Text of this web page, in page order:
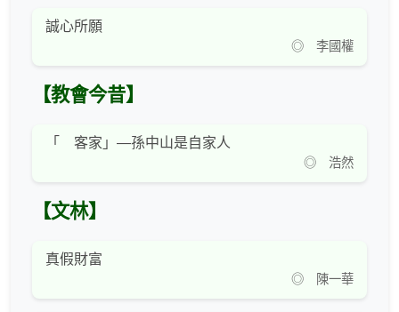
誠心所願
◎ 李國權
【教會今昔】
「 客家」—孫中山是自家人
◎ 浩然
【文林】
真假財富
◎ 陳一華